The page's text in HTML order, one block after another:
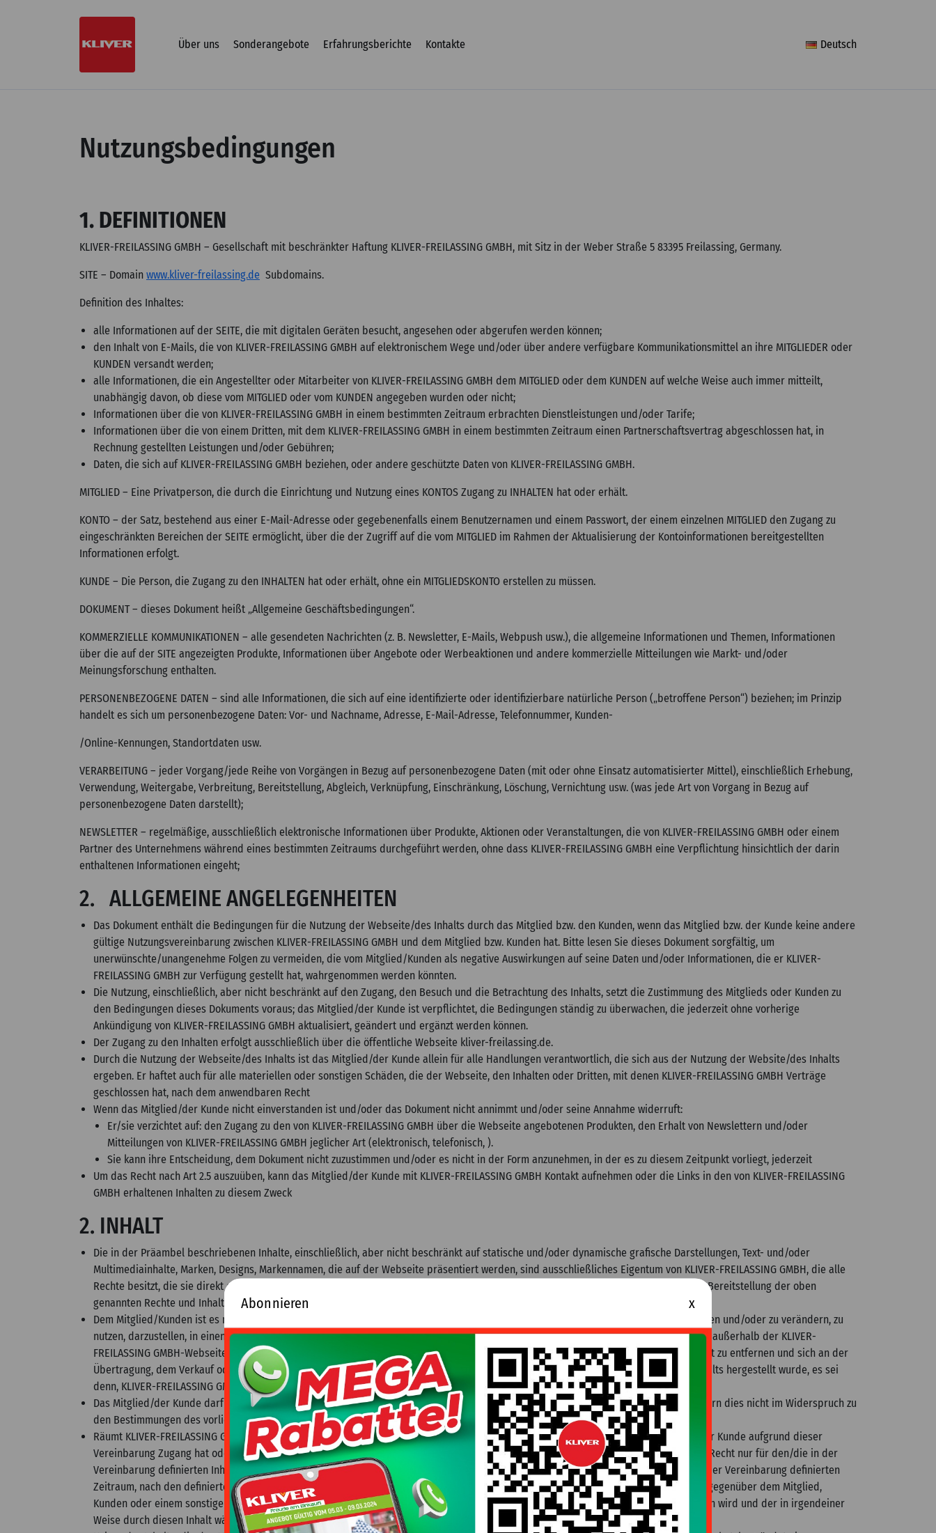
Über uns Sonderangebote Erfahrungsberichte Kontakte Deutsch
Nutzungsbedingungen
1. DEFINITIONEN
KLIVER-FREILASSING GMBH – Gesellschaft mit beschränkter Haftung KLIVER-FREILASSING GMBH, mit Sitz in der Weber Straße 5 83395 Freilassing, Germany.
SITE – Domain www.kliver-freilassing.de Subdomains.
Definition des Inhaltes:
alle Informationen auf der SEITE, die mit digitalen Geräten besucht, angesehen oder abgerufen werden können;
den Inhalt von E-Mails, die von KLIVER-FREILASSING GMBH auf elektronischem Wege und/oder über andere verfügbare Kommunikationsmittel an ihre MITGLIEDER oder
KUNDEN versandt werden;
alle Informationen, die ein Angestellter oder Mitarbeiter von KLIVER-FREILASSING GMBH dem MITGLIED oder dem KUNDEN auf welche Weise auch immer mitteilt,
unabhängig davon, ob diese vom MITGLIED oder vom KUNDEN angegeben wurden oder nicht;
Informationen über die von KLIVER-FREILASSING GMBH in einem bestimmten Zeitraum erbrachten Dienstleistungen und/oder Tarife;
Informationen über die von einem Dritten, mit dem KLIVER-FREILASSING GMBH in einem bestimmten Zeitraum einen Partnerschaftsvertrag abgeschlossen hat, in
Rechnung gestellten Leistungen und/oder Gebühren;
Daten, die sich auf KLIVER-FREILASSING GMBH beziehen, oder andere geschützte Daten von KLIVER-FREILASSING GMBH.
MITGLIED – Eine Privatperson, die durch die Einrichtung und Nutzung eines KONTOS Zugang zu INHALTEN hat oder erhält.
KONTO – der Satz, bestehend aus einer E-Mail-Adresse oder gegebenenfalls einem Benutzernamen und einem Passwort, der einem einzelnen MITGLIED den Zugang zu
eingeschränkten Bereichen der SEITE ermöglicht, über die der Zugriff auf die vom MITGLIED im Rahmen der Aktualisierung der Kontoinformationen bereitgestellten
Informationen erfolgt.
KUNDE – Die Person, die Zugang zu den INHALTEN hat oder erhält, ohne ein MITGLIEDSKONTO erstellen zu müssen.
DOKUMENT – dieses Dokument heißt „Allgemeine Geschäftsbedingungen“.
KOMMERZIELLE KOMMUNIKATIONEN – alle gesendeten Nachrichten (z. B. Newsletter, E-Mails, Webpush usw.), die allgemeine Informationen und Themen, Informationen
über die auf der SITE angezeigten Produkte, Informationen über Angebote oder Werbeaktionen und andere kommerzielle Mitteilungen wie Markt- und/oder
Meinungsforschung enthalten.
PERSONENBEZOGENE DATEN – sind alle Informationen, die sich auf eine identifizierte oder identifizierbare natürliche Person („betroffene Person“) beziehen; im Prinzip
handelt es sich um personenbezogene Daten: Vor- und Nachname, Adresse, E-Mail-Adresse, Telefonnummer, Kunden-
/Online-Kennungen, Standortdaten usw.
VERARBEITUNG – jeder Vorgang/jede Reihe von Vorgängen in Bezug auf personenbezogene Daten (mit oder ohne Einsatz automatisierter Mittel), einschließlich Erhebung,
Verwendung, Weitergabe, Verbreitung, Bereitstellung, Abgleich, Verknüpfung, Einschränkung, Löschung, Vernichtung usw. (was jede Art von Vorgang in Bezug auf
personenbezogene Daten darstellt);
NEWSLETTER – regelmäßige, ausschließlich elektronische Informationen über Produkte, Aktionen oder Veranstaltungen, die von KLIVER-FREILASSING GMBH oder einem
Partner des Unternehmens während eines bestimmten Zeitraums durchgeführt werden, ohne dass KLIVER-FREILASSING GMBH eine Verpflichtung hinsichtlich der darin
enthaltenen Informationen eingeht;
2. ALLGEMEINE ANGELEGENHEITEN
Das Dokument enthält die Bedingungen für die Nutzung der Webseite/des Inhalts durch das Mitglied bzw. den Kunden, wenn das Mitglied bzw. der Kunde keine andere
gültige Nutzungsvereinbarung zwischen KLIVER-FREILASSING GMBH und dem Mitglied bzw. Kunden hat. Bitte lesen Sie dieses Dokument sorgfältig, um
unerwünschte/unangenehme Folgen zu vermeiden, die vom Mitglied/Kunden als negative Auswirkungen auf seine Daten und/oder Informationen, die er KLIVER-
FREILASSING GMBH zur Verfügung gestellt hat, wahrgenommen werden könnten.
Die Nutzung, einschließlich, aber nicht beschränkt auf den Zugang, den Besuch und die Betrachtung des Inhalts, setzt die Zustimmung des Mitglieds oder Kunden zu
den Bedingungen dieses Dokuments voraus; das Mitglied/der Kunde ist verpflichtet, die Bedingungen ständig zu überwachen, die jederzeit ohne vorherige
Ankündigung von KLIVER-FREILASSING GMBH aktualisiert, geändert und ergänzt werden können.
Der Zugang zu den Inhalten erfolgt ausschließlich über die öffentliche Webseite kliver-freilassing.de.
Durch die Nutzung der Webseite/des Inhalts ist das Mitglied/der Kunde allein für alle Handlungen verantwortlich, die sich aus der Nutzung der Website/des Inhalts
ergeben. Er haftet auch für alle materiellen oder sonstigen Schäden, die der Webseite, den Inhalten oder Dritten, mit denen KLIVER-FREILASSING GMBH Verträge
geschlossen hat, nach dem anwendbaren Recht
Wenn das Mitglied/der Kunde nicht einverstanden ist und/oder das Dokument nicht annimmt und/oder seine Annahme widerruft:
Er/sie verzichtet auf: den Zugang zu den von KLIVER-FREILASSING GMBH über die Webseite angebotenen Produkten, den Erhalt von Newslettern und/oder
Mitteilungen von KLIVER-FREILASSING GMBH jeglicher Art (elektronisch, telefonisch, ).
Sie kann ihre Entscheidung, dem Dokument nicht zuzustimmen und/oder es nicht in der Form anzunehmen, in der es zu diesem Zeitpunkt vorliegt, jederzeit
Um das Recht nach Art 2.5 auszuüben, kann das Mitglied/der Kunde mit KLIVER-FREILASSING GMBH Kontakt aufnehmen oder die Links in den von KLIVER-FREILASSING
GMBH erhaltenen Inhalten zu diesem Zweck
2. INHALT
Die in der Präambel beschriebenen Inhalte, einschließlich, aber nicht beschränkt auf statische und/oder dynamische grafische Darstellungen, Text- und/oder
Multimediainhalte, Marken, Designs, Markennamen, die auf der Webseite präsentiert werden, sind ausschließliches Eigentum von KLIVER-FREILASSING GMBH, die alle
Rechte besitzt, die sie direkt oder indirekt erhalten hat, einschließlich durch Registrierung, Abtretung, Lizenzierung oder anderweitige Bereitstellung der oben
genannten Rechte und Inhalte für die Öffentlichkeit.
Dem Mitglied/Kunden ist es nicht gestattet, Inhalte zu kopieren, zu verbreiten, zu veröffentlichen, an Dritte weiterzugeben, zu modifizieren und/oder zu verändern, zu
nutzen, darzustellen, in einen anderen als den von KLIVER-FREILASSING GMBH ursprünglich beabsichtigten Kontext einzubinden, Inhalte außerhalb der KLIVER-
FREILASSING GMBH-Webseite einzubinden, die urheberrechtlich geschützten Kennzeichen von KLIVER-FREILASSING GMBH aus dem Inhalt zu entfernen und sich an der
Übertragung, dem Verkauf oder der Verbreitung von Material zu beteiligen, das durch Vervielfältigung, Änderung oder Anzeige des Inhalts hergestellt wurde, es sei
denn, KLIVER-FREILASSING GMBH hat dem ausdrücklich
Das Mitglied/der Kunde darf den Inhalt nur für persönliche oder nichtkommerzielle Zwecke kopieren, übertragen und/oder nutzen, sofern dies nicht im Widerspruch zu
den Bestimmungen des vorliegenden Dokuments
Räumt KLIVER-FREILASSING GMBH dem Mitglied oder dem Kunden das Recht ein, einen bestimmten Inhalt, zu dem das Mitglied oder der Kunde aufgrund dieser
Vereinbarung Zugang hat oder erhält, in der in einer gesonderten Nutzungsvereinbarung beschriebenen Form zu nutzen, so gilt dieses Recht nur für den/die in der
Vereinbarung definierten Inhalt(e) und nur für den Zeitraum, in dem der/die Inhalt(e) auf der Seite vorhanden ist/sind bzw. für den in der Vereinbarung definierten
Zeitraum, nach den definierten Bedingungen, sofern sie bestehen und keine vertragliche Verpflichtung von KLIVER-FREILASSING GMBH gegenüber dem Mitglied,
Kunden oder einem sonstigen Dritten darstellen, der Zugang zu diesem Inhalt hat/haben wird, auf welche Weise auch immer übertragen wird und der in irgendeiner
Weise durch diesen Inhalt während oder nach Ablauf der Nutzungsvereinbarung geschädigt werden könnte oder
Abonnieren x